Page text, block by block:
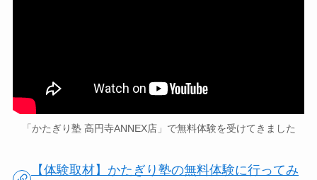
「かたぎり塾 高円寺ANNEX店」で無料体験を受けてきました
【体験取材】かたぎり塾の無料体験に行ってみ